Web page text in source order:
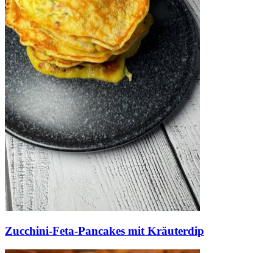
Zucchini-Feta-Pancakes mit Kräuterdip